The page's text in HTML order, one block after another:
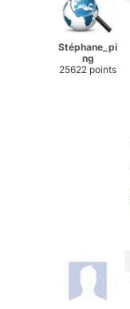
Stéphane_pi
ng
25622 points